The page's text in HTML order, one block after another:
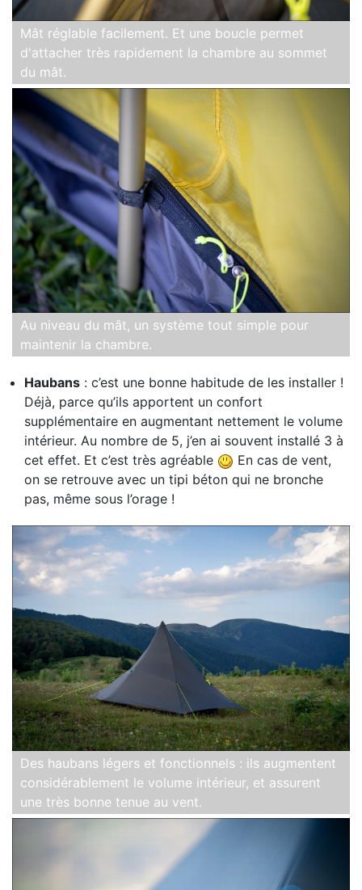
Mât réglable facilement. Et une boucle permet
d'attacher très rapidement la chambre au sommet
du mât.
Au niveau du mât, un système tout simple pour
maintenir la chambre.
Haubans : c’est une bonne habitude de les installer !
Déjà, parce qu’ils apportent un confort
supplémentaire en augmentant nettement le volume
intérieur. Au nombre de 5, j’en ai souvent installé 3 à
cet effet. Et c’est très agréable
En cas de vent,
on se retrouve avec un tipi béton qui ne bronche
pas, même sous l’orage !
Des haubans légers et fonctionnels : ils augmentent
considérablement le volume intérieur, et assurent
une très bonne tenue au vent.